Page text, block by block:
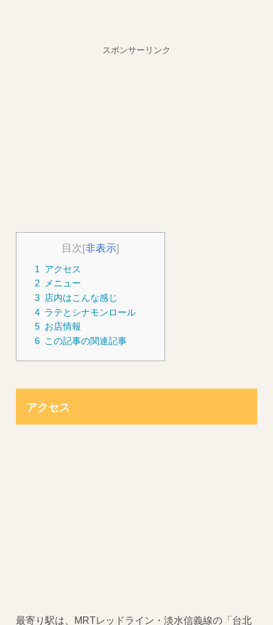
スポンサーリンク
目次 [非表示]
1
アクセス
2
メニュー
3
店内はこんな感じ
4 ラテとシナモンロール
5 お店情報
6
この記事の関連記事
アクセス
最寄り駅は、MRTレッドライン・淡水信義線の「台北